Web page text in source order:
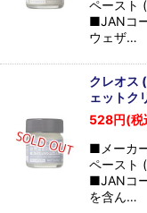
ペースト
■JANコ
ウェザ…
クレオス
ェットク
528円(税
■メーカ
ペースト
■JANコ
を含ん…